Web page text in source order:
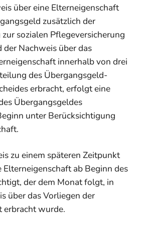
über eine Elterneigenschaft
zusätzlich der
sozialen Pflegeversicherung
Nachweis über das
innerhalb von drei
des Übergangsgeld-
erbracht, erfolgt eine
Übergangsgeldes
unter Berücksichtigung
zu einem späteren Zeitpunkt
ab Beginn des
der dem Monat folgt, in
über das Vorliegen der
erbracht wurde.